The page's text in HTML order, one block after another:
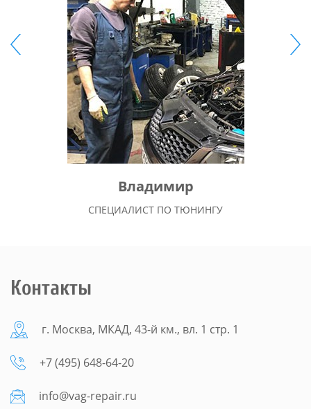
Владимир
СПЕЦИАЛИСТ ПО ТЮНИНГУ
Контакты
г. Москва, МКАД, 43-й км., вл. 1 стр. 1
+7 (495) 648-64-20
info@vag-repair.ru